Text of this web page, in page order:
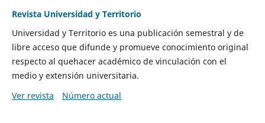
Revista Universidad y Territorio
Universidad y Territorio es una publicación semestral y de
libre acceso que difunde y promueve conocimiento original
respecto al quehacer académico de vinculación con el
medio y extensión universitaria.
Ver revista
Número actual